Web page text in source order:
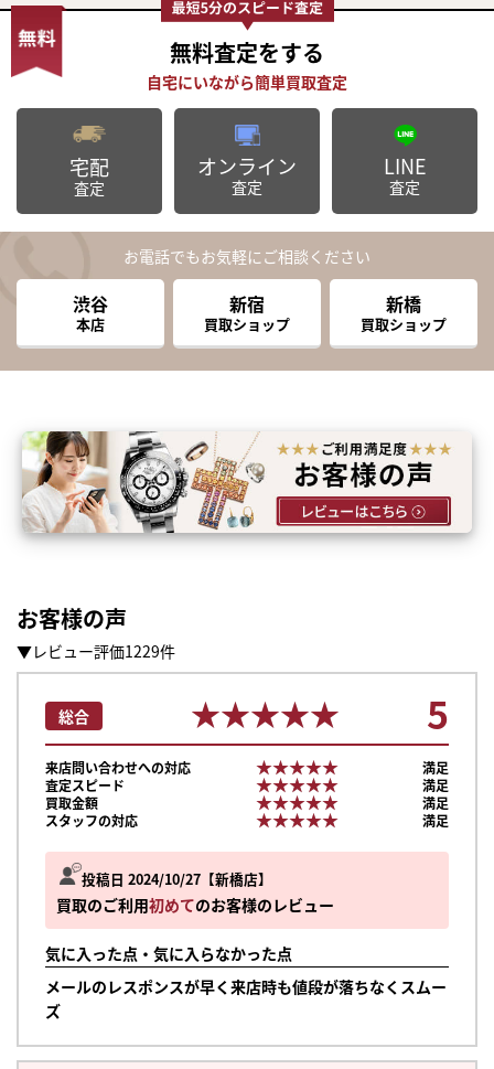
無料査定をする
宅配
査定
オンライン
査定
LINE
査定
お電話でもお気軽にご相談ください
渋谷
本店
新宿
買取ショップ
新橋
買取ショップ
お客様の声
▼レビュー評価1229件
投稿日 2024/10/27 新橋店
買取のご利用初めてのお客様のレビュー
気に入った点・気に入らなかった点
メールのレスポンスが早く来店時も値段が落ちなくスムー
ズ
総合 ★★★★★
★★★★★ 5
来店問い合わせへの対応 ★★★★★
★★★★★
満足
査定スピード
★★★★★
★★★★★
満足
買取金額
★★★★★
★★★★★
満足
スタッフの対応
★★★★★
★★★★★ 満足